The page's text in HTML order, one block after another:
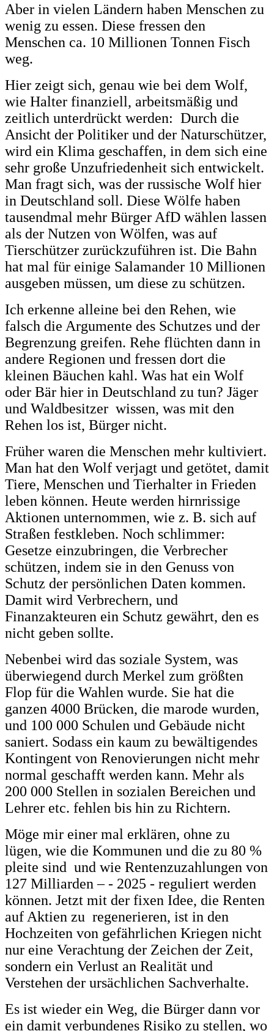
Aber in vielen Ländern haben Menschen zu
wenig zu essen. Diese fressen den
Menschen ca. 10 Millionen Tonnen Fisch
weg.
Hier zeigt sich, genau wie bei dem Wolf,
wie Halter finanziell, arbeitsmäßig und
zeitlich unterdrückt werden: Durch die
Ansicht der Politiker und der Naturschützer,
wird ein Klima geschaffen, in dem sich eine
sehr große Unzufriedenheit sich entwickelt.
Man fragt sich, was der russische Wolf hier
in Deutschland soll. Diese Wölfe haben
tausendmal mehr Bürger AfD wählen lassen
als der Nutzen von Wölfen, was auf
Tierschützer zurückzuführen ist. Die Bahn
hat mal für einige Salamander 10 Millionen
ausgeben müssen, um diese zu schützen.
Ich erkenne alleine bei den Rehen, wie
falsch die Argumente des Schutzes und der
Begrenzung greifen. Rehe flüchten dann in
andere Regionen und fressen dort die
kleinen Bäuchen kahl. Was hat ein Wolf
oder Bär hier in Deutschland zu tun? Jäger
und Waldbesitzer wissen, was mit den
Rehen los ist, Bürger nicht.
Früher waren die Menschen mehr kultiviert.
Man hat den Wolf verjagt und getötet, damit
Tiere, Menschen und Tierhalter in Frieden
leben können. Heute werden hirnrissige
Aktionen unternommen, wie z. B. sich auf
Straßen festkleben. Noch schlimmer:
Gesetze einzubringen, die Verbrecher
schützen, indem sie in den Genuss von
Schutz der persönlichen Daten kommen.
Damit wird Verbrechern, und
Finanzakteuren ein Schutz gewährt, den es
nicht geben sollte.
Nebenbei wird das soziale System, was
überwiegend durch Merkel zum größten
Flop für die Wahlen wurde. Sie hat die
ganzen 4000 Brücken, die marode wurden,
und 100 000 Schulen und Gebäude nicht
saniert. Sodass ein kaum zu bewältigendes
Kontingent von Renovierungen nicht mehr
normal geschafft werden kann. Mehr als
200 000 Stellen in sozialen Bereichen und
Lehrer etc. fehlen bis hin zu Richtern.
Möge mir einer mal erklären, ohne zu
lügen, wie die Kommunen und die zu 80 %
pleite sind und wie Rentenzuzahlungen von
127 Milliarden – - 2025 - reguliert werden
können. Jetzt mit der fixen Idee, die Renten
auf Aktien zu regenerieren, ist in den
Hochzeiten von gefährlichen Kriegen nicht
nur eine Verachtung der Zeichen der Zeit,
sondern ein Verlust an Realität und
Verstehen der ursächlichen Sachverhalte.
Es ist wieder ein Weg, die Bürger dann vor
ein damit verbundenes Risiko zu stellen, wo